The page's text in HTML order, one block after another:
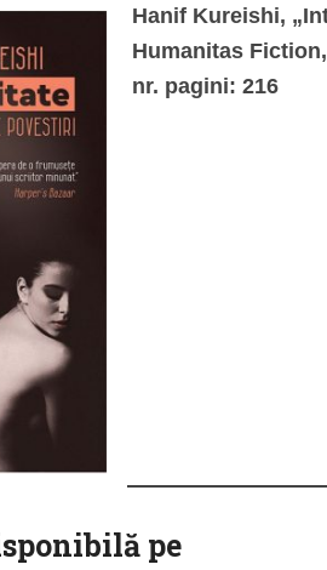
Hanif Kureishi,
Humanitas
nr. pagini: 216
pe